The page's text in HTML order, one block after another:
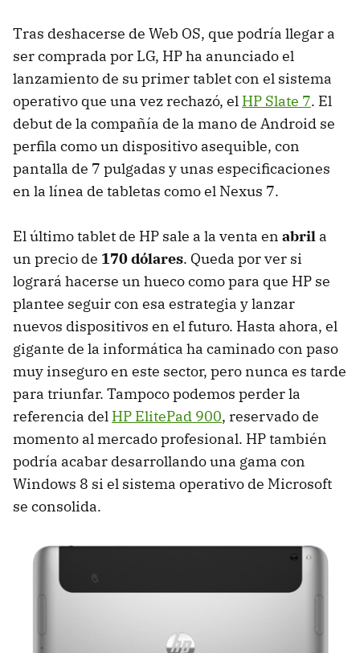
Tras deshacerse de Web OS, que podría llegar a
ser comprada por LG, HP ha anunciado el
lanzamiento de su primer tablet con el sistema
operativo que una vez rechazó, el HP Slate 7. El
debut de la compañía de la mano de Android se
perfila como un dispositivo asequible, con
pantalla de 7 pulgadas y unas especificaciones
en la línea de tabletas como el Nexus 7.
El último tablet de HP sale a la venta en abril a
un precio de 170 dólares. Queda por ver si
logrará hacerse un hueco como para que HP se
plantee seguir con esa estrategia y lanzar
nuevos dispositivos en el futuro. Hasta ahora, el
gigante de la informática ha caminado con paso
muy inseguro en este sector, pero nunca es tarde
para triunfar. Tampoco podemos perder la
referencia del HP ElitePad 900, reservado de
momento al mercado profesional. HP también
podría acabar desarrollando una gama con
Windows 8 si el sistema operativo de Microsoft
se consolida.